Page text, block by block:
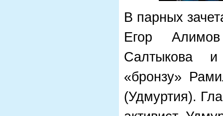
В парных
Егор
Салтыкова
«бронзу»
(Удмуртия).